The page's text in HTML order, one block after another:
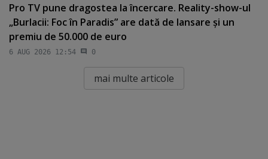
Pro TV pune dragostea la încercare. Reality-show-ul
„Burlacii: Foc în Paradis” are dată de lansare şi un
premiu de 50.000 de euro
6 AUG 2026 12:54 0
mai multe articole